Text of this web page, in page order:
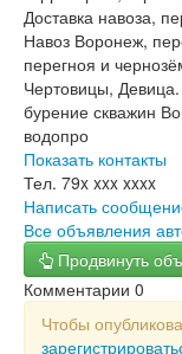
Доставка навоза,
Навоз Воронеж,
перегноя и
Чертовицы,
бурение скважин
водопро
Показать контакты
Тел. 79x xxx xxxx
Написать
Все объявления
Продвинуть
Комментарии 0
Чтобы